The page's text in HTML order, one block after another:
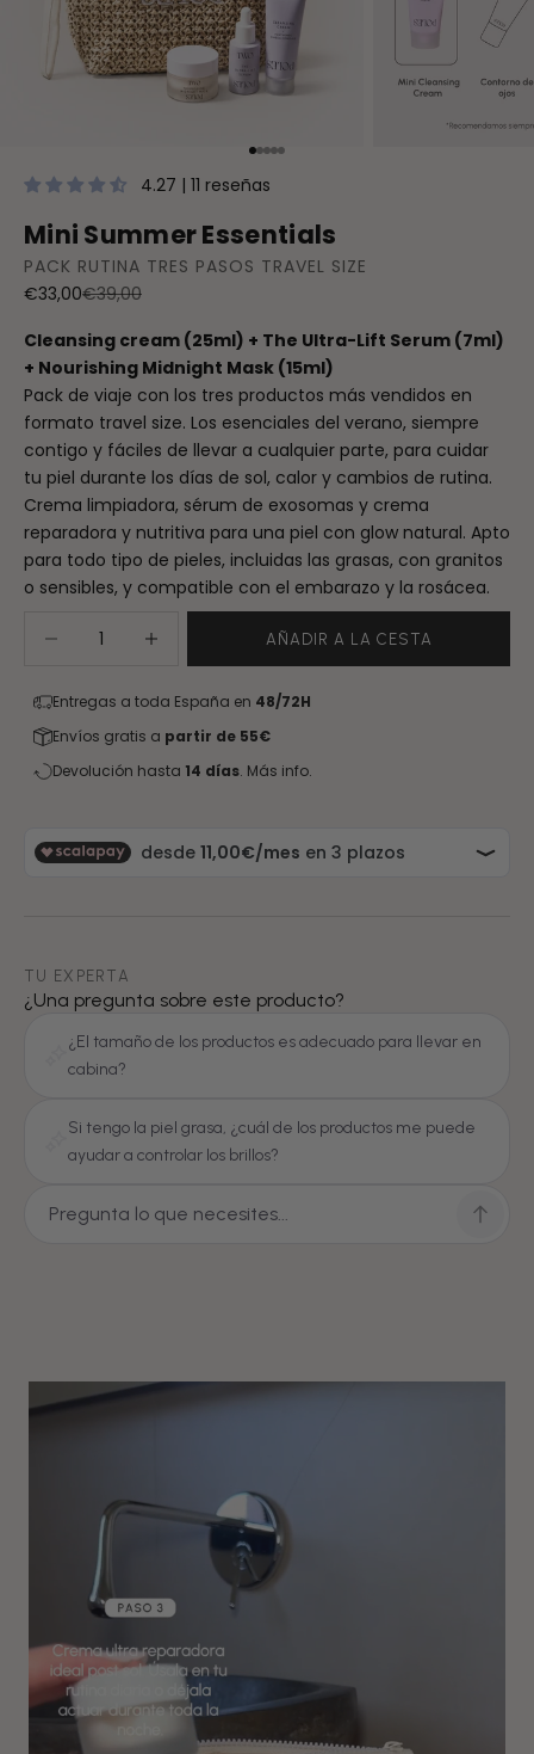
Ir al artículo 1
Ir al artículo 2
Ir al artículo 3
Ir al artículo 4
Ir al artículo 5
4.27 | 11 reseñas
Mini Summer Essentials
PACK RUTINA TRES PASOS TRAVEL SIZE
Precio de oferta
€33,00Precio normal
€39,00
Cleansing cream (25ml) + The Ultra-Lift Serum (7ml)
+ Nourishing Midnight Mask (15ml)
Pack de viaje con los tres productos más vendidos en
formato travel size. Los esenciales del verano, siempre
contigo y fáciles de llevar a cualquier parte, para cuidar
tu piel durante los días de sol, calor y cambios de rutina.
Crema limpiadora, sérum de exosomas y crema
reparadora y nutritiva para una piel con glow natural. Apto
para todo tipo de pieles, incluidas las grasas, con granitos
o sensibles, y compatible con el embarazo y la rosácea.
Aumentar cantidad
AÑADIR A LA CESTA
Entregas a toda España en 48/72H
Envíos gratis a partir de 55€
Devolución hasta 14 días. Más info.
TU EXPERTA
¿Una pregunta sobre este producto?
¿El tamaño de los productos es adecuado para llevar en
cabina?
Si tengo la piel grasa, ¿cuál de los productos me puede
ayudar a controlar los brillos?